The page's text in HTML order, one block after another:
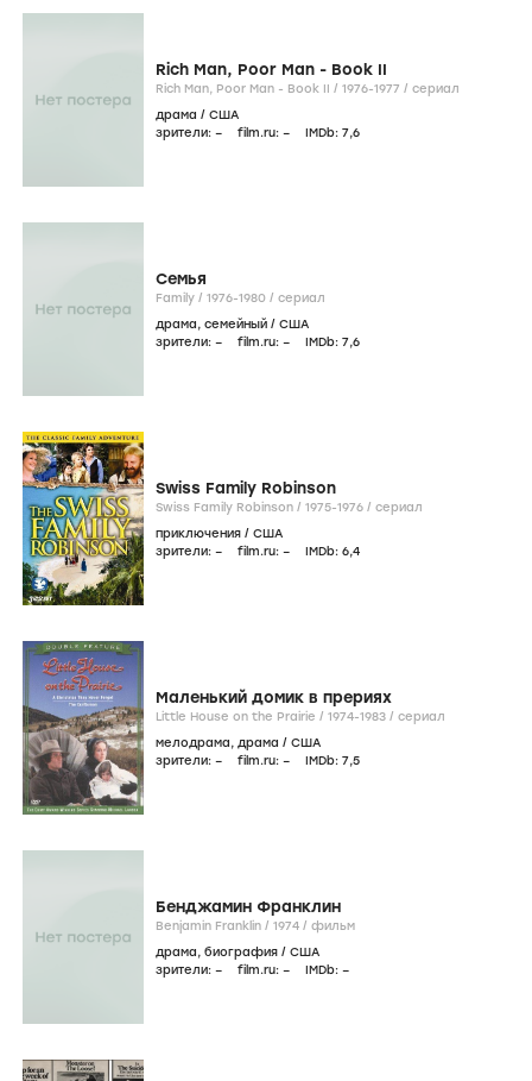
Rich Man, Poor Man - Book II
Rich Man, Poor Man - Book II / 1976-1977 / сериал
драма / США
зрители: – film.ru: – IMDb: 7,6
Семья
Family / 1976-1980 / сериал
драма, семейный / США
зрители: – film.ru: – IMDb: 7,6
Swiss Family Robinson
Swiss Family Robinson / 1975-1976 / сериал
приключения / США
зрители: – film.ru: – IMDb: 6,4
Маленький домик в прериях
Little House on the Prairie / 1974-1983 / сериал
мелодрама, драма / США
зрители: – film.ru: – IMDb: 7,5
Бенджамин Франклин
Benjamin Franklin / 1974 / фильм
драма, биография / США
зрители: – film.ru: – IMDb: –